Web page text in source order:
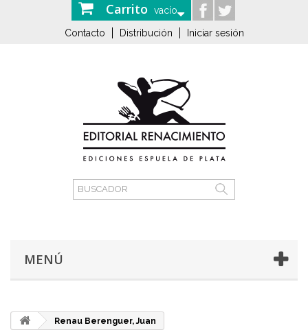
Carrito vacío
Contacto Distribución Iniciar sesión
MENÚ
Renau Berenguer, Juan